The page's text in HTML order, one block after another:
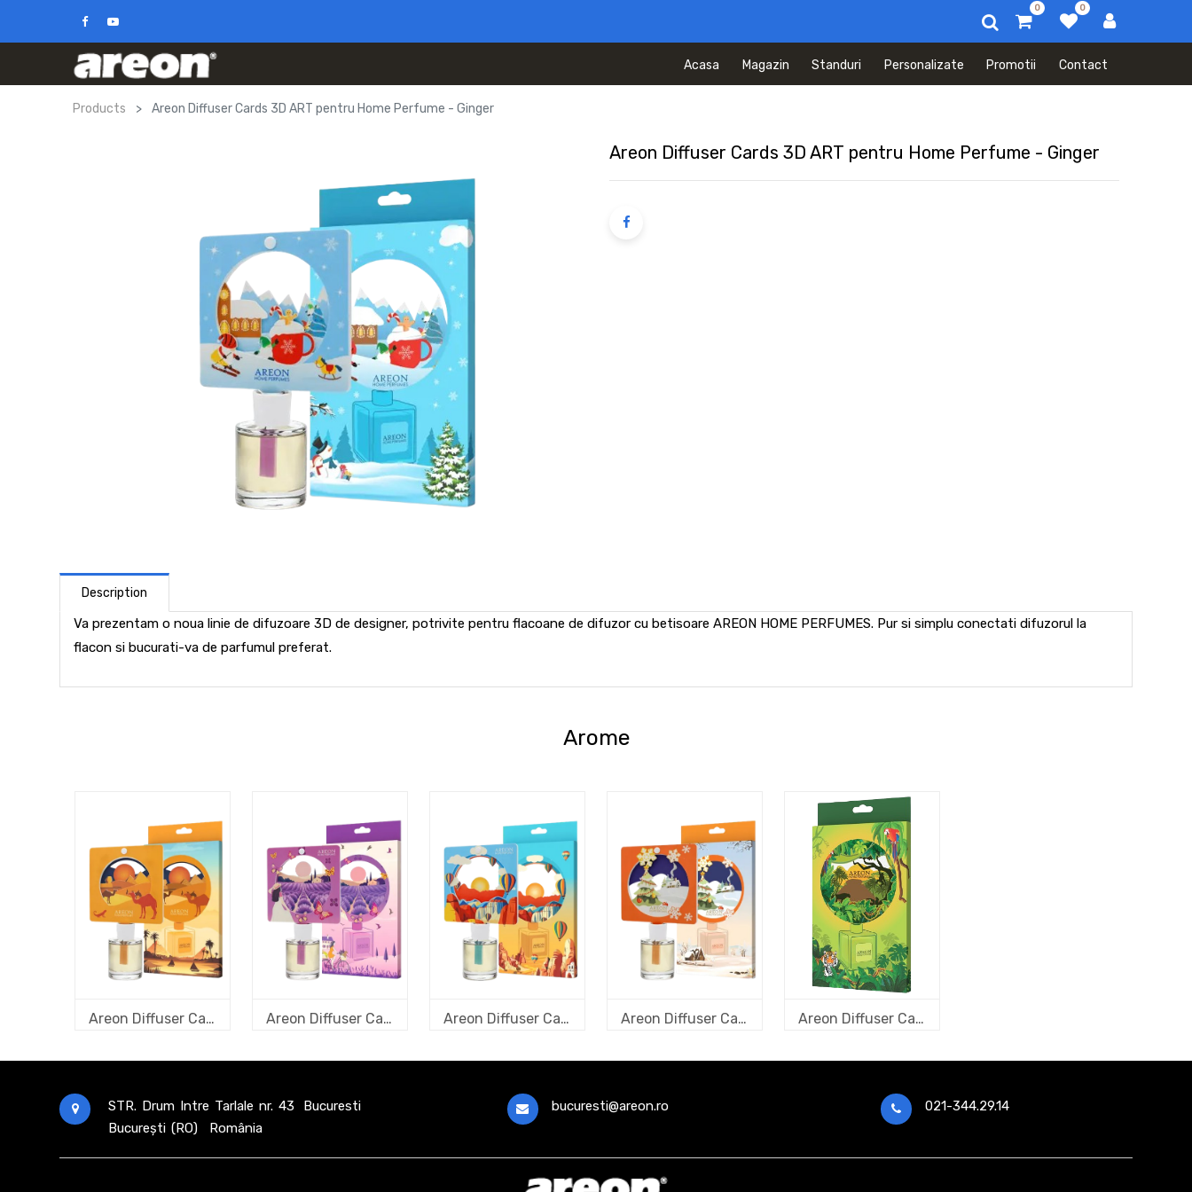
0 0
Acasa Magazin Standuri Personalizate Promotii Contact
Products Areon Diffuser Cards 3D ART pentru Home Perfume - Ginger
Areon Diffuser Cards 3D ART pentru Home Perfume - Ginger
Description
Va prezentam o noua linie de difuzoare 3D de designer, potrivite pentru flacoane de difuzor cu betisoare AREON HOME PERFUMES. Pur si simplu conectati difuzorul la
flacon si bucurati-va de parfumul preferat.
Arome
Areon Diffuser Cards 3D ART pentru Home Perfume - Sahara Areon Diffuser Cards 3D ART pentru Home Perfume - Lavender field Areon Diffuser Cards 3D ART pentru Home Perfume - Balloons Areon Diffuser Cards 3D ART pentru Home Perfume - Snow Areon Diffuser Cards 3D ART pentru Home Perfume - Jungle
STR. Drum Intre Tarlale nr. 43
Bucuresti
București (RO)
România
bucuresti@areon.ro 021-344.29.14